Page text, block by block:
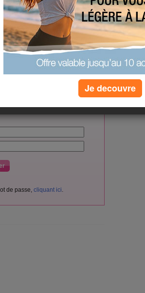
circuit-protection--
5752167
(0) commentaires
aux membres d'Aujourdhui.com.
connectez-vous ici :
de passe, cliquant ici.
Je decouvre